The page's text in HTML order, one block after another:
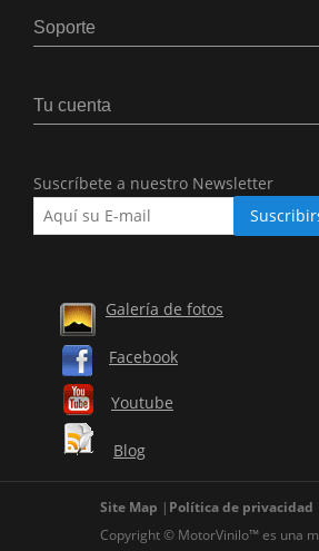
Soporte
Tu cuenta
Suscríbete a nuestro Newsletter
Galería de fotos
Facebook
Youtube
Blog
Site Map Política de privacidad
Copyright © MotorVinilo™ es una